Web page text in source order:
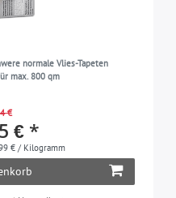
normale Vlies-Tapeten
max. 800 qm
€
€ *
€ / Kilogramm